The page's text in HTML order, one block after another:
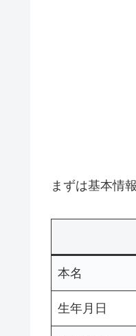
まずは基本情
本名
生年月日